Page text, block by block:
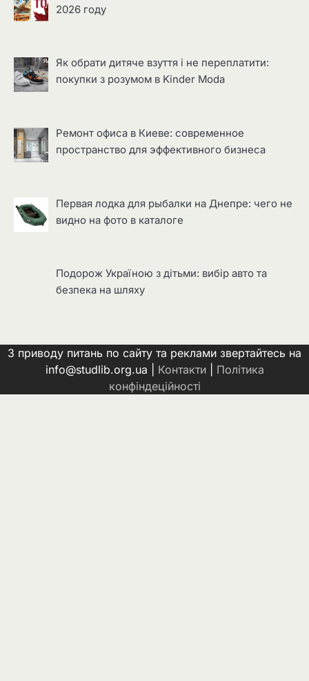
2026 году
Як обрати дитяче взуття і не переплатити:
покупки з розумом в Kinder Moda
Ремонт офиса в Киеве: современное
пространство для эффективного бизнеса
Первая лодка для рыбалки на Днепре: чего не
видно на фото в каталоге
Подорож Україною з дітьми: вибір авто та
безпека на шляху
З приводу питань по сайту та реклами звертайтесь на
info@studlib.org.ua | Контакти| Політика
конфіндеційності